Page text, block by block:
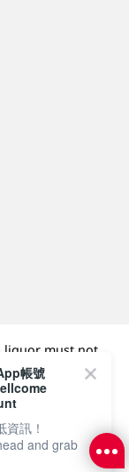
liquor must not
the course of
(18 歲以下人士)
帳號
訊！
and grab